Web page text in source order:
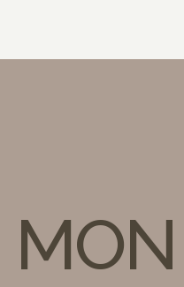
Детская одежда. Полный образ